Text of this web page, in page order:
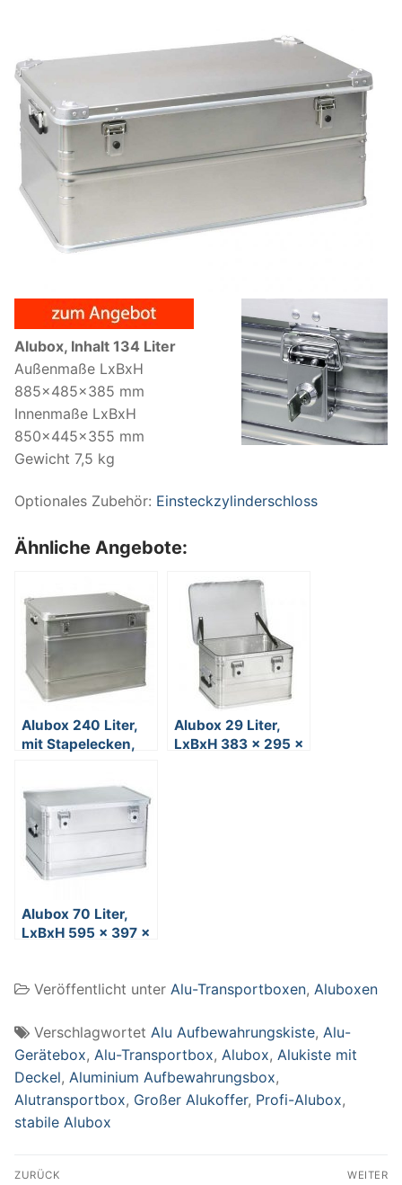
Alubox, Inhalt 134 Liter
Außenmaße LxBxH
885x485x385 mm
Innenmaße LxBxH
850x445x355 mm
Gewicht 7,5 kg
Optionales Zubehör: Einsteckzylinderschloss
Ähnliche Angebote:
Alubox 240 Liter,
mit Stapelecken,
Alubox 29 Liter,
LxBxH 383 x 295 x
Alubox 70 Liter,
LxBxH 595 x 397 x
Veröffentlicht unter Alu-Transportboxen, Aluboxen
Verschlagwortet Alu Aufbewahrungskiste, Alu-
Gerätebox, Alu-Transportbox, Alubox, Alukiste mit
Deckel, Aluminium Aufbewahrungsbox,
Alutransportbox, Großer Alukoffer, Profi-Alubox,
stabile Alubox
Beitragsnavigation
ZURÜCK WEITER